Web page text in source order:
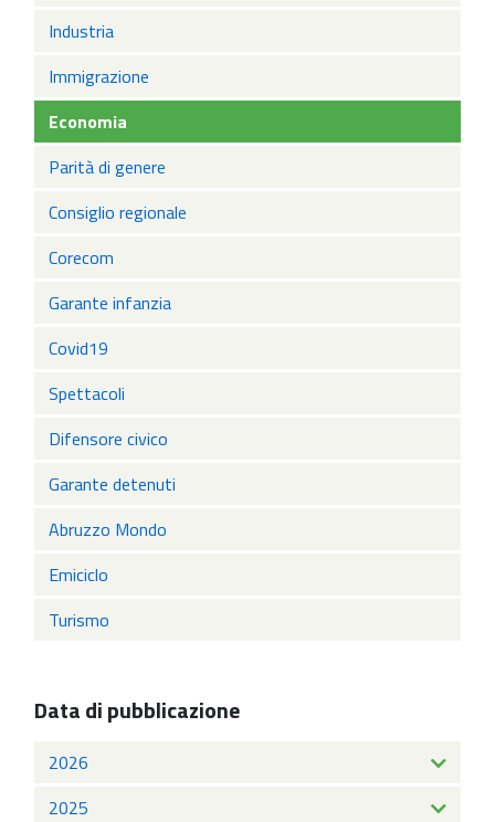
Industria
Immigrazione
Economia
Parità di genere
Consiglio regionale
Corecom
Garante infanzia
Covid19
Spettacoli
Difensore civico
Garante detenuti
Abruzzo Mondo
Emiciclo
Turismo
Data di pubblicazione
2026
2025